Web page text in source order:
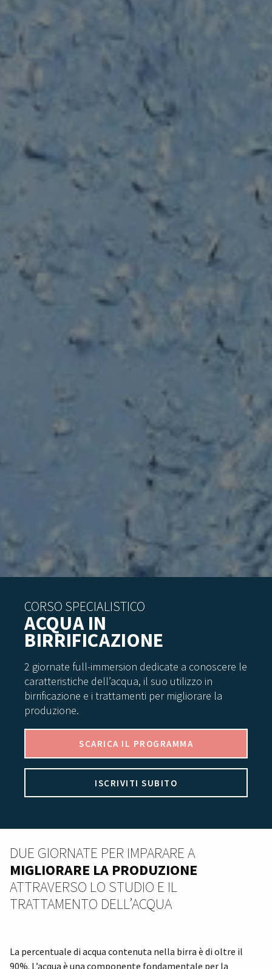
CORSO SPECIALISTICO
ACQUA IN
BIRRIFICAZIONE
2 giornate full-immersion dedicate a conoscere le
caratteristiche dell’acqua, il suo utilizzo in
birrificazione e i trattamenti per migliorare la
produzione.
SCARICA IL PROGRAMMA
ISCRIVITI SUBITO
DUE GIORNATE PER IMPARARE A
MIGLIORARE LA PRODUZIONE
ATTRAVERSO LO STUDIO E IL
TRATTAMENTO DELL’ACQUA
La percentuale di acqua contenuta nella birra è di oltre il
90%. L’acqua è una componente fondamentale per la